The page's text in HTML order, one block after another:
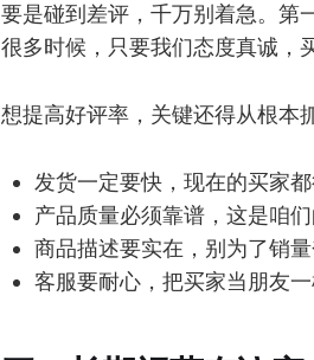
要是碰到差评，千万别着急。第
很多时候，只要我们态度真诚，
想提高好评率，关键还得从根本
发货一定要快，现在的买家
产品质量必须靠谱，这是咱
商品描述要实在，别为了销
客服要耐心，把买家当朋友